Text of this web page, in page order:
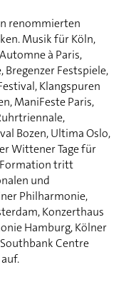
renommierten
Musik für Köln,
à Paris,
Bregenzer Festspiele,
Klangspuren
ManiFeste Paris,
Bozen, Ultima Oslo,
Wittener Tage für
Formation tritt
und
Philharmonie,
Konzerthaus
Hamburg, Kölner
Centre